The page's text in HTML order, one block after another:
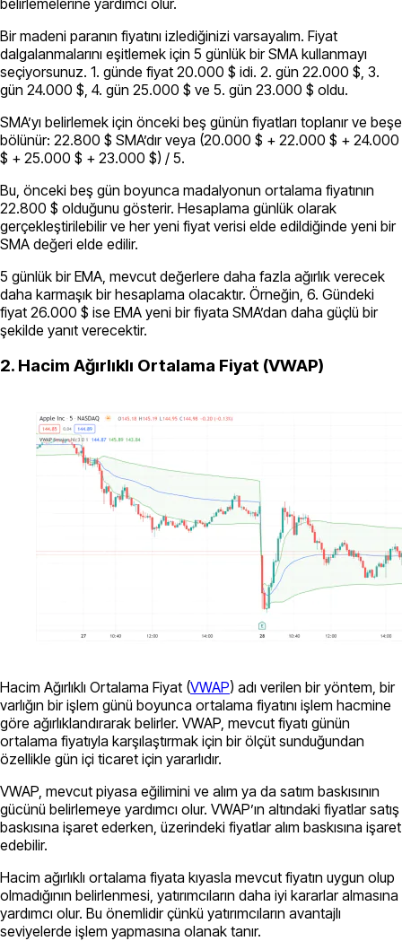
Bir madeni paranın fiyatını izlediğinizi varsayalım. Fiyat
dalgalanmalarını eşitlemek için 5 günlük bir SMA kullanmayı
seçiyorsunuz. 1. günde fiyat 20.000 $ idi. 2. gün 22.000 $, 3.
gün 24.000 $, 4. gün 25.000 $ ve 5. gün 23.000 $ oldu.
SMA’yı belirlemek için önceki beş günün fiyatları toplanır ve beşe
bölünür: 22.800 $ SMA’dır veya (20.000 $ + 22.000 $ + 24.000
$ + 25.000 $ + 23.000 $) / 5.
Bu, önceki beş gün boyunca madalyonun ortalama fiyatının
22.800 $ olduğunu gösterir. Hesaplama günlük olarak
gerçekleştirilebilir ve her yeni fiyat verisi elde edildiğinde yeni bir
SMA değeri elde edilir.
5 günlük bir EMA, mevcut değerlere daha fazla ağırlık verecek
daha karmaşık bir hesaplama olacaktır. Örneğin, 6. Gündeki
fiyat 26.000 $ ise EMA yeni bir fiyata SMA’dan daha güçlü bir
şekilde yanıt verecektir.
2. Hacim Ağırlıklı Ortalama Fiyat (VWAP)
Hacim Ağırlıklı Ortalama Fiyat (VWAP) adı verilen bir yöntem, bir
varlığın bir işlem günü boyunca ortalama fiyatını işlem hacmine
göre ağırlıklandırarak belirler. VWAP, mevcut fiyatı günün
ortalama fiyatıyla karşılaştırmak için bir ölçüt sunduğundan
özellikle gün içi ticaret için yararlıdır.
VWAP, mevcut piyasa eğilimini ve alım ya da satım baskısının
gücünü belirlemeye yardımcı olur. VWAP’ın altındaki fiyatlar satış
baskısına işaret ederken, üzerindeki fiyatlar alım baskısına işaret
edebilir.
Hacim ağırlıklı ortalama fiyata kıyasla mevcut fiyatın uygun olup
olmadığının belirlenmesi, yatırımcıların daha iyi kararlar almasına
yardımcı olur. Bu önemlidir çünkü yatırımcıların avantajlı
seviyelerde işlem yapmasına olanak tanır.